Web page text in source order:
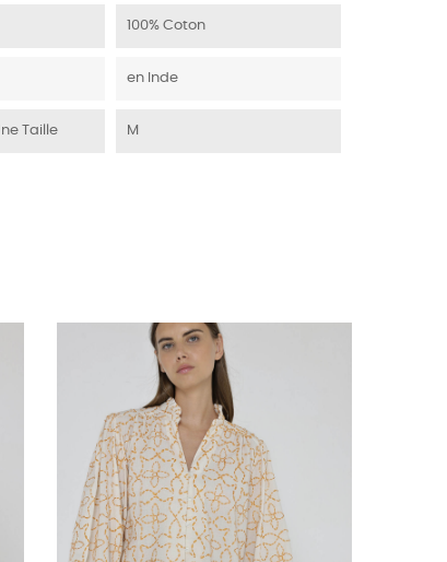
100% Coton
en Inde
Taille M